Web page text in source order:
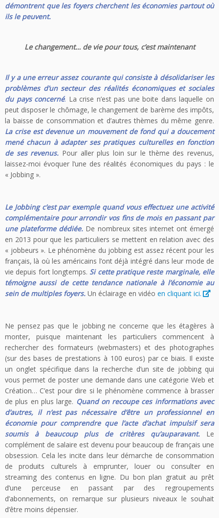
démontrent que les foyers cherchent les économies partout où
ils le peuvent.
Le changement… de vie pour tous, c’est maintenant
Il y a une erreur assez courante qui consiste à désolidariser les
problèmes d’un secteur des réalités économiques et sociales
du pays concerné. La crise n’est pas une boite dans laquelle on
peut disposer le chômage, le changement de barème des impôts,
la baisse de consommation et d’autres thèmes du même genre.
La crise est devenue un mouvement de fond qui a doucement
mené chacun à adapter ses pratiques culturelles en fonction
de ses revenus. Pour aller plus loin sur le thème des revenus,
laissez-moi évoquer l’une des réalités économiques du pays : le
« Jobbing ».
Le Jobbing c’est par exemple quand vous effectuez une activité
complémentaire pour arrondir vos fins de mois en passant par
une plateforme dédiée. De nombreux sites internet ont émergé
en 2013 pour que les particuliers se mettent en relation avec des
« jobbeurs ». Le phénomène du jobbing est assez récent pour les
français, là où les américains l’ont déjà intégré dans leur mode de
vie depuis fort longtemps. Si cette pratique reste marginale, elle
témoigne aussi de cette tendance nationale à l’économie au
sein de multiples foyers. Un éclairage en vidéo en cliquant ici.
Ne pensez pas que le jobbing ne concerne que les étagères à
monter, puisque maintenant les particuliers commencent à
rechercher des formateurs (webmasters) et des photographes
(sur des bases de prestations à 100 euros) par ce biais. Il existe
un onglet spécifique dans la recherche d’un site de jobbing qui
vous permet de poster une demande dans une catégorie Web et
Création… C’est pour dire si le phénomène commence à brasser
de plus en plus large. Quand on recoupe ces informations avec
d’autres, il n’est pas nécessaire d’être un professionnel en
économie pour comprendre que l’acte d’achat impulsif sera
soumis à beaucoup plus de critères qu’auparavant. Le
complément de salaire est devenu pour beaucoup de français une
obsession. Cela les incite dans leur démarche de consommation
de produits culturels à emprunter, louer ou consulter en
streaming des contenus en ligne. Du bon plan gratuit au prêt
d’une perceuse en passant par des regroupements
d’abonnements, on remarque sur plusieurs niveaux le souhait
d’être moins dépensier.